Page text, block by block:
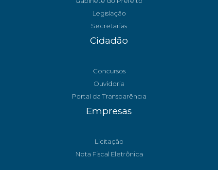
Legislação
Secretarias
Cidadão
Concursos
Ouvidoria
Portal da Transparência
Empresas
Licitação
Nota Fiscal Eletrônica